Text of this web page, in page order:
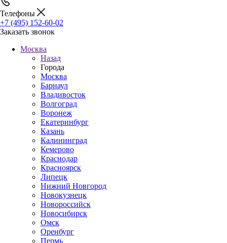
Телефоны
+7 (495) 152-60-02
Заказать звонок
Москва
Назад
Города
Москва
Барнаул
Владивосток
Волгоград
Воронеж
Екатеринбург
Казань
Калининград
Кемерово
Краснодар
Красноярск
Липецк
Нижний Новгород
Новокузнецк
Новороссийск
Новосибирск
Омск
Оренбург
Пермь